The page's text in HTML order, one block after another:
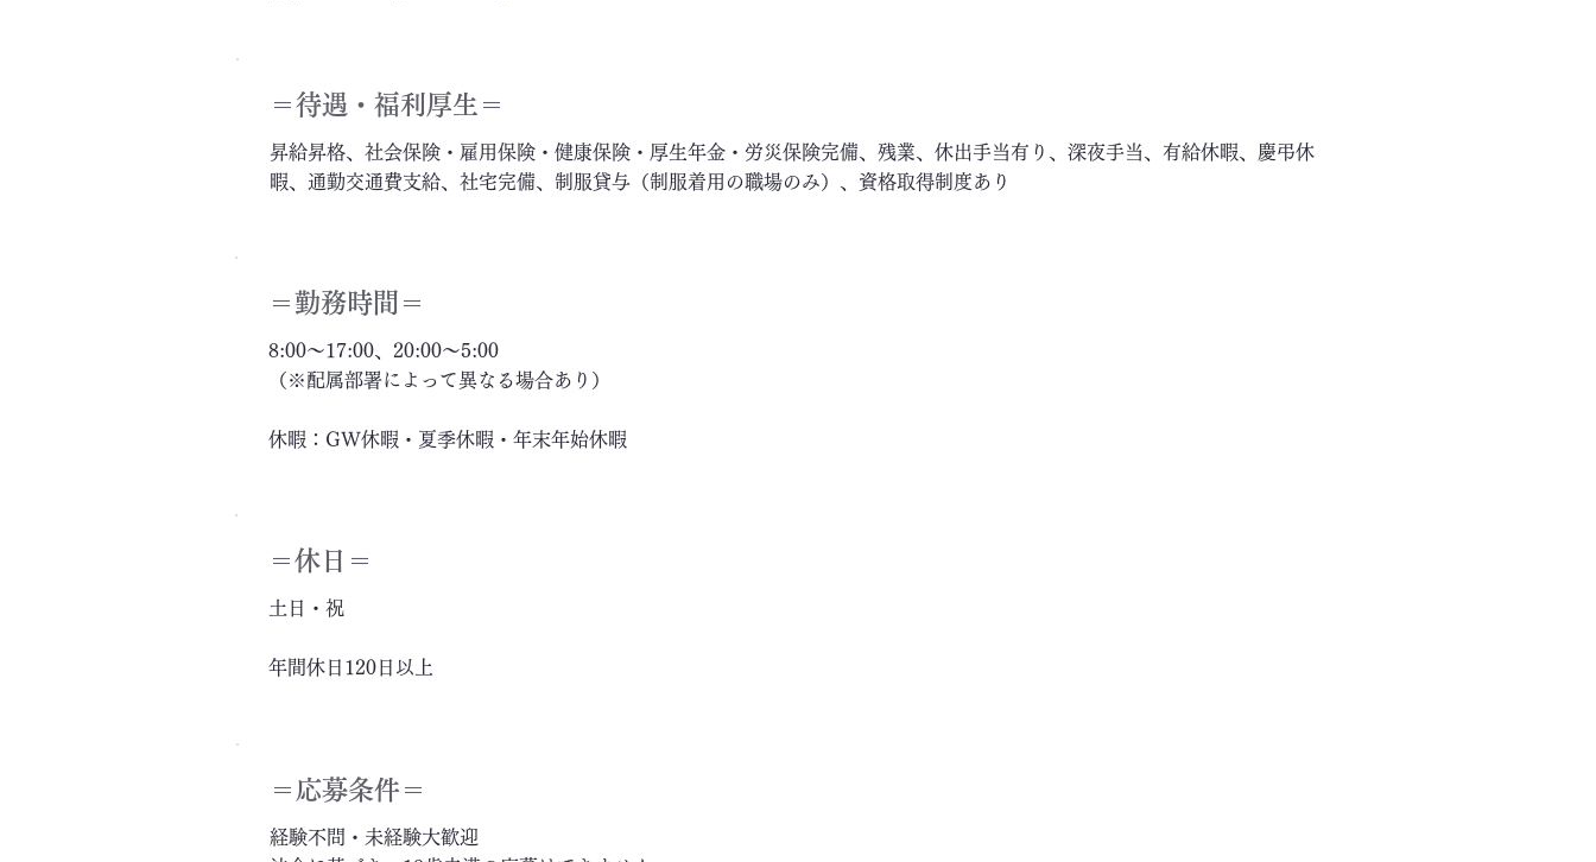
＝​待遇・福利厚生＝
昇給昇格、社会保険・雇用保険・健康保険・厚生年金・労災保険完備、残業、休出手当有り、深夜手当、有給休暇、慶弔休
暇、通勤交通費支給、社宅完備、制服貸与（制服着用の職場のみ）、資格取得制度あり
＝勤務時間＝
8:00～17:00、20:00～5:00
（※配属部署によって異なる場合あり）
休暇：GW休暇・夏季休暇・年末年始休暇
＝休日＝
土日・祝
年間休日120日以上
＝応募条件＝
経験不問・未経験大歓迎